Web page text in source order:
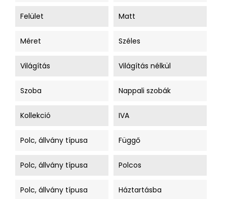
Felület Matt
Méret Széles
Világítás Világítás nélkül
Szoba Nappali szobák
Kollekció IVA
Polc, állvány típusa Függő
Polc, állvány típusa Polcos
Polc, állvány típusa Háztartásba